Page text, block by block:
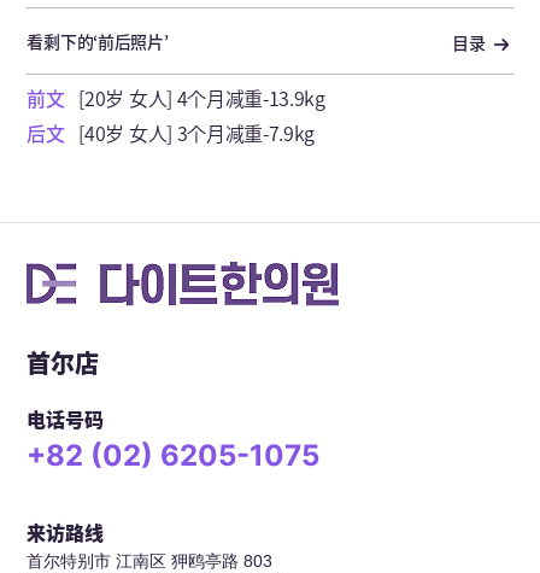
看剩下的‘前后照片’ 目录
前文 [20岁 女人] 4个月减重-13.9kg
后文 [40岁 女人] 3个月减重-7.9kg
首尔店
电话号码
+82 (02) 6205-1075
来访路线
首尔特别市 江南区 狎鸥亭路 803